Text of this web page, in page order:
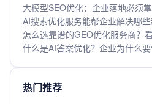
大模型SEO优化：企业落地必须
AI搜索优化服务能帮企业解决哪些
怎么选靠谱的GEO优化服务商？
什么是AI答案优化？企业为什么要
热门推荐